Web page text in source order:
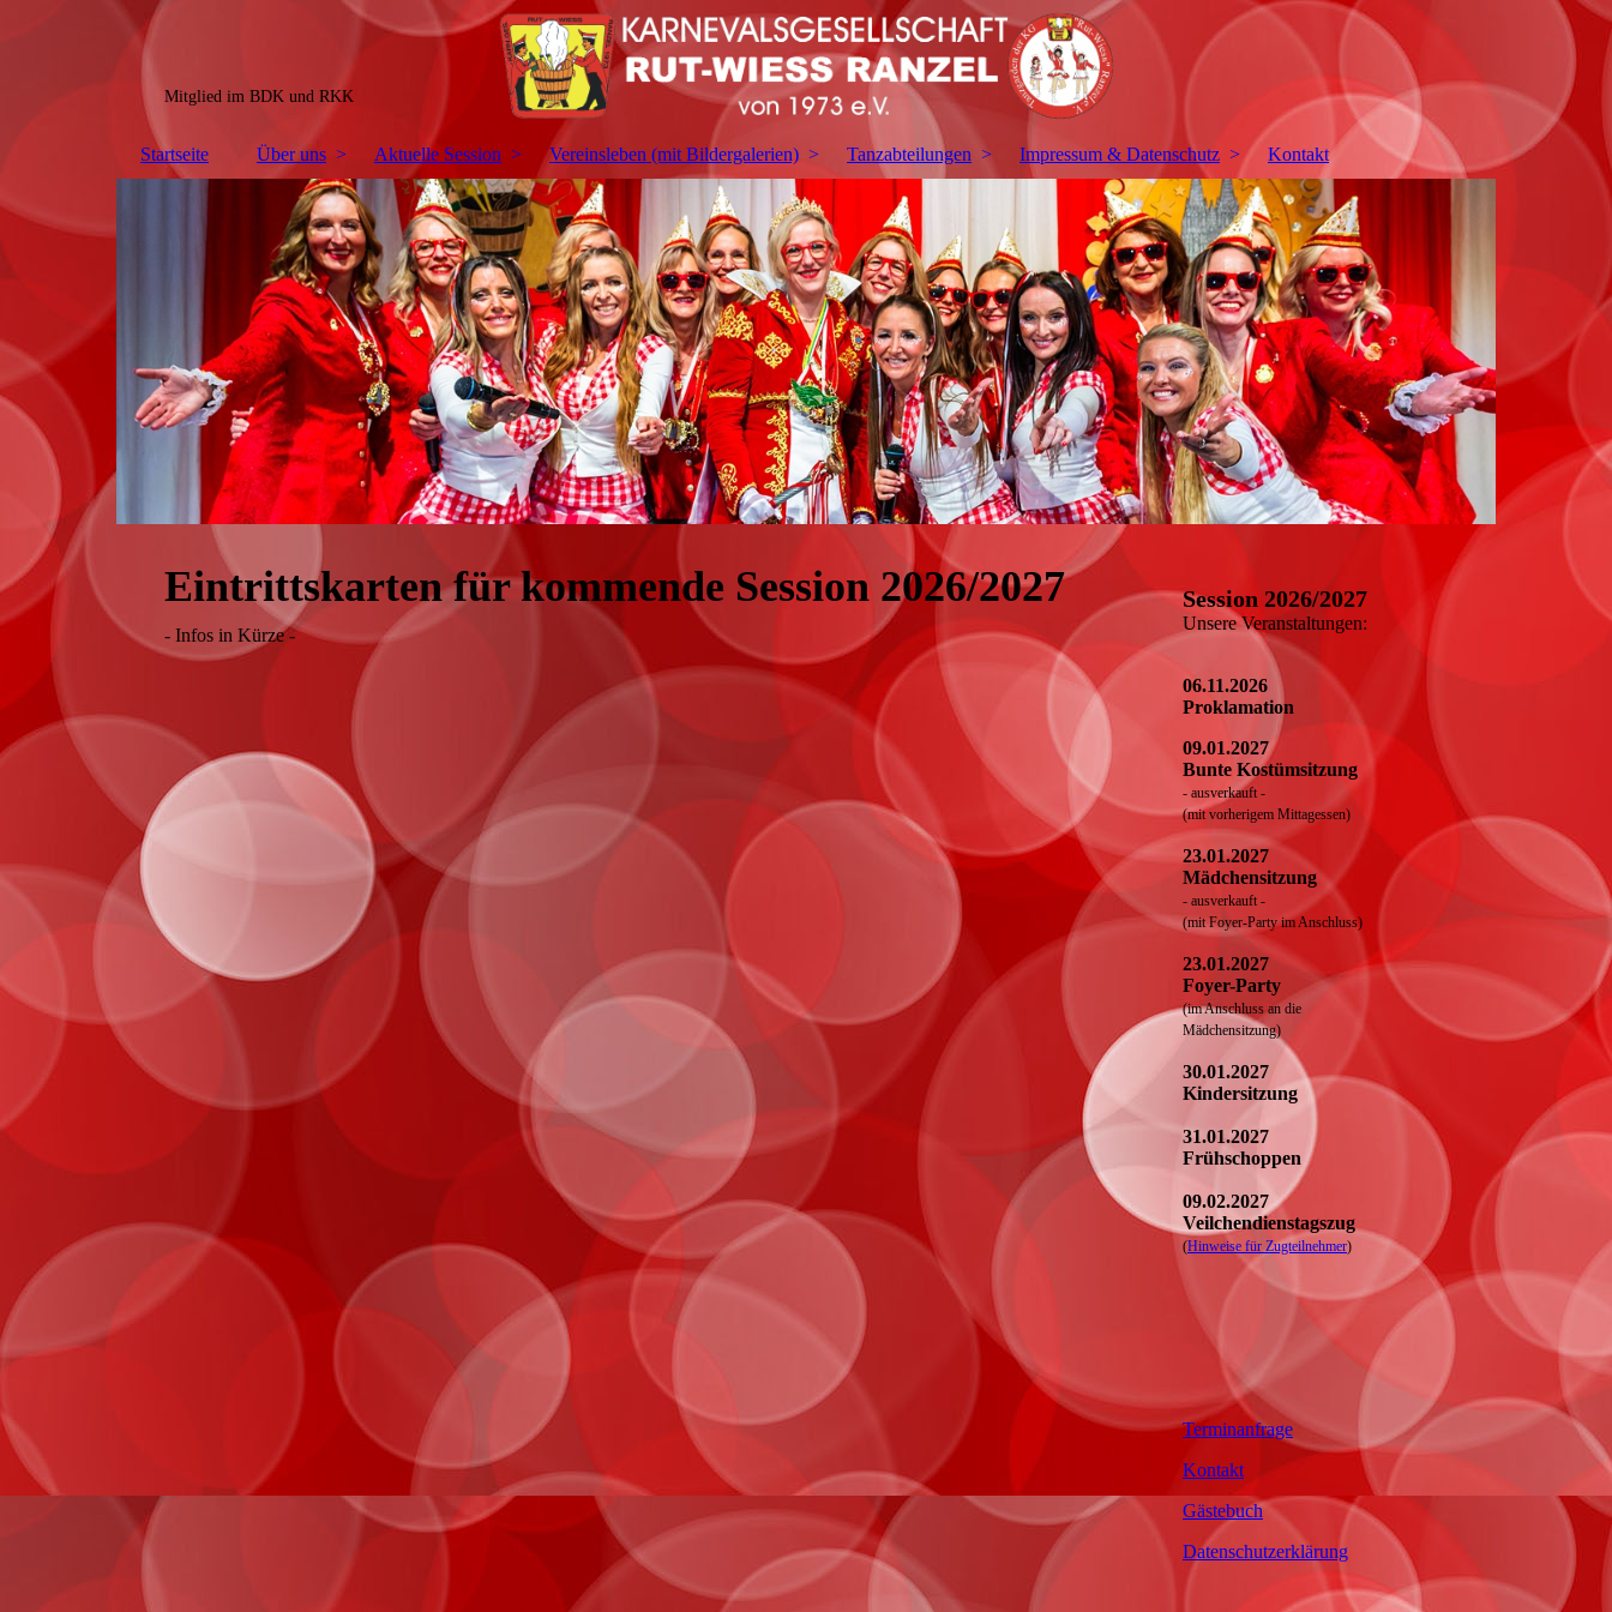
Mitglied im BDK und RKK
Startseite Über uns Aktuelle Session Vereinsleben (mit Bildergalerien) Tanzabteilungen Impressum & Datenschutz Kontakt
Eintrittskarten für kommende Session 2026/2027
- Infos in Kürze -
Session 2026/2027
Unsere Veranstaltungen:
06.11.2026
Proklamation
09.01.2027
Bunte Kostümsitzung
- ausverkauft -
(mit vorherigem Mittagessen)
23.01.2027
Mädchensitzung
- ausverkauft -
(mit Foyer-Party im Anschluss)
23.01.2027
Foyer-Party
(im Anschluss an die
Mädchensitzung)
30.01.2027
Kindersitzung
31.01.2027
Frühschoppen
09.02.2027
Veilchendienstagszug
(Hinweise für Zugteilnehmer)
Terminanfrage
Kontakt
Gästebuch
Datenschutzerklärung